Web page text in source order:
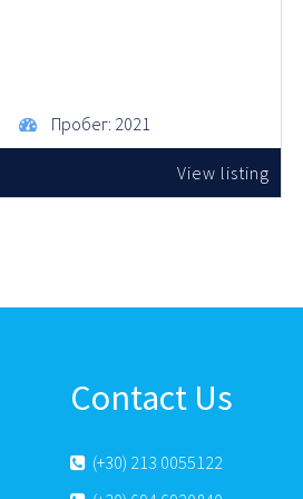
Пробег: 2021
View listing
Contact Us
(+30) 213 0055122